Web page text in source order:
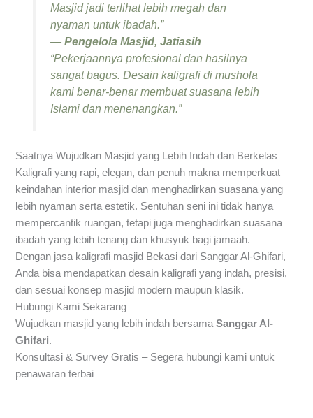
Masjid jadi terlihat lebih megah dan
nyaman untuk ibadah.”
— Pengelola Masjid, Jatiasih
“Pekerjaannya profesional dan hasilnya
sangat bagus. Desain kaligrafi di mushola
kami benar-benar membuat suasana lebih
Islami dan menenangkan.”
Saatnya Wujudkan Masjid yang Lebih Indah dan Berkelas
Kaligrafi yang rapi, elegan, dan penuh makna memperkuat
keindahan interior masjid dan menghadirkan suasana yang
lebih nyaman serta estetik. Sentuhan seni ini tidak hanya
mempercantik ruangan, tetapi juga menghadirkan suasana
ibadah yang lebih tenang dan khusyuk bagi jamaah.
Dengan jasa kaligrafi masjid Bekasi dari Sanggar Al-Ghifari,
Anda bisa mendapatkan desain kaligrafi yang indah, presisi,
dan sesuai konsep masjid modern maupun klasik.
Hubungi Kami Sekarang
Wujudkan masjid yang lebih indah bersamaSanggar Al-
Ghifari.
Konsultasi & Survey Gratis – Segera hubungi kami untuk
penawaran terbai